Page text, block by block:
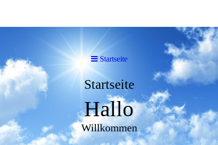
Startseite
Hallo
Willkommen
Startseite